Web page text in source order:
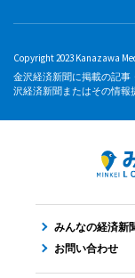
Copyright 2023 Kanazawa
金沢経済新聞に掲載の記事
沢経済新聞またはその情報
みんなの経済新
お問い合わせ